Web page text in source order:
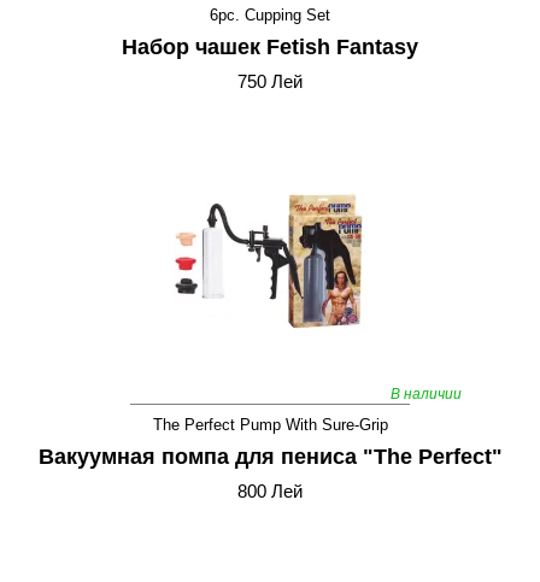
6pc. Cupping Set
Набор чашек Fetish Fantasy
750 Лей
В наличии
The Perfect Pump With Sure-Grip
Вакуумная помпа для пениса "The Perfect"
800 Лей